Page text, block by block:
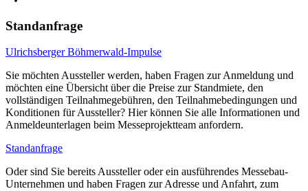
Standanfrage
Ulrichsberger Böhmerwald-Impulse
Sie möchten Aussteller werden, haben Fragen zur Anmeldung und
möchten eine Übersicht über die Preise zur Standmiete, den
vollständigen Teilnahmegebühren, den Teilnahmebedingungen und
Konditionen für Aussteller? Hier können Sie alle Informationen und
Anmeldeunterlagen beim Messeprojektteam anfordern.
Standanfrage
Oder sind Sie bereits Aussteller oder ein ausführendes Messebau-
Unternehmen und haben Fragen zur Adresse und Anfahrt, zum